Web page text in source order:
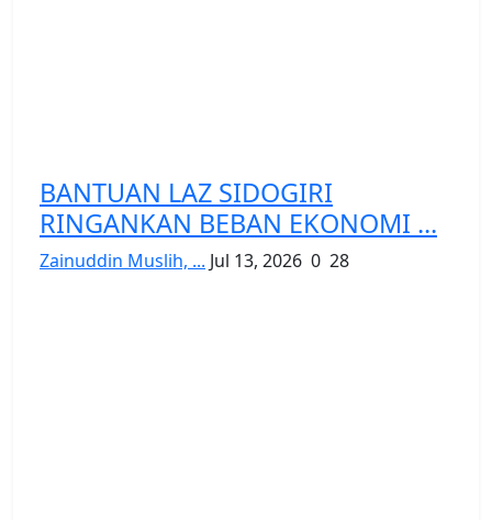
BANTUAN LAZ SIDOGIRI
RINGANKAN BEBAN EKONOMI ...
Zainuddin Muslih, ... Jul 13, 2026 0 28